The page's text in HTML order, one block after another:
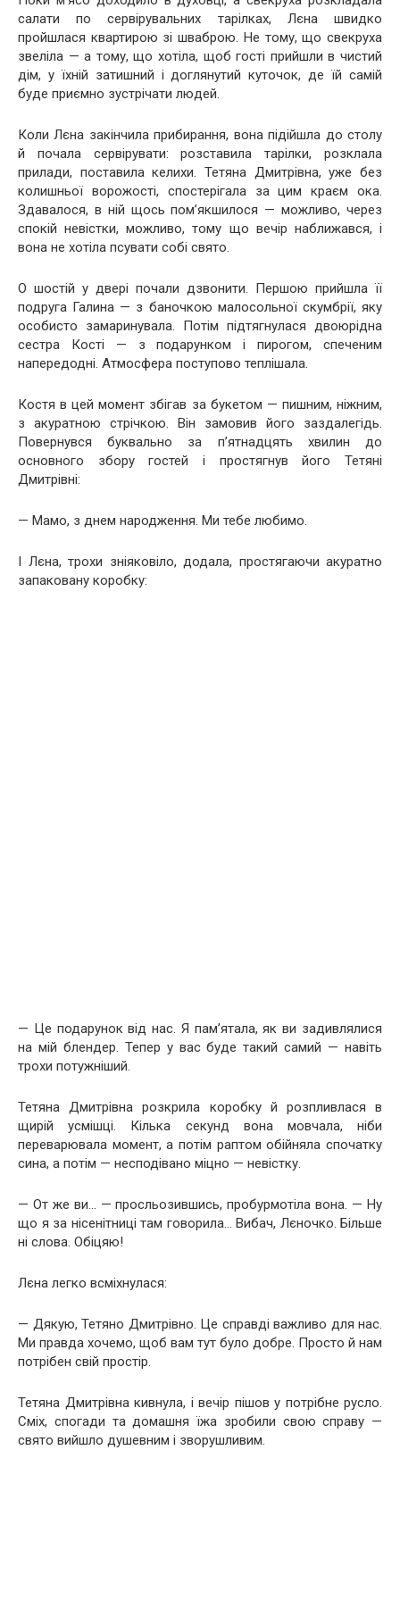
салати по сервірувальних тарілках, Лєна швидко
пройшлася квартирою зі шваброю. Не тому, що свекруха
звеліла — а тому, що хотіла, щоб гості прийшли в чистий
дім, у їхній затишний і доглянутий куточок, де їй самій
буде приємно зустрічати людей.
Коли Лєна закінчила прибирання, вона підійшла до столу
й почала сервірувати: розставила тарілки, розклала
прилади, поставила келихи. Тетяна Дмитрівна, уже без
колишньої ворожості, спостерігала за цим краєм ока.
Здавалося, в ній щось пом’якшилося — можливо, через
спокій невістки, можливо, тому що вечір наближався, і
вона не хотіла псувати собі свято.
О шостій у двері почали дзвонити. Першою прийшла її
подруга Галина — з баночкою малосольної скумбрії, яку
особисто замаринувала. Потім підтягнулася двоюрідна
сестра Кості — з подарунком і пирогом, спеченим
напередодні. Атмосфера поступово теплішала.
Костя в цей момент збігав за букетом — пишним, ніжним,
з акуратною стрічкою. Він замовив його заздалегідь.
Повернувся буквально за п’ятнадцять хвилин до
основного збору гостей і простягнув його Тетяні
Дмитрівні:
— Мамо, з днем народження. Ми тебе любимо.
І Лєна, трохи зніяковіло, додала, простягаючи акуратно
запаковану коробку:
— Це подарунок від нас. Я пам’ятала, як ви задивлялися
на мій блендер. Тепер у вас буде такий самий — навіть
трохи потужніший.
Тетяна Дмитрівна розкрила коробку й розпливлася в
щирій усмішці. Кілька секунд вона мовчала, ніби
переварювала момент, а потім раптом обійняла спочатку
сина, а потім — несподівано міцно — невістку.
— От же ви… — просльозившись, пробурмотіла вона. — Ну
що я за нісенітниці там говорила… Вибач, Лєночко. Більше
ні слова. Обіцяю!
Лєна легко всміхнулася:
— Дякую, Тетяно Дмитрівно. Це справді важливо для нас.
Ми правда хочемо, щоб вам тут було добре. Просто й нам
потрібен свій простір.
Тетяна Дмитрівна кивнула, і вечір пішов у потрібне русло.
Сміх, спогади та домашня їжа зробили свою справу —
свято вийшло душевним і зворушливим.